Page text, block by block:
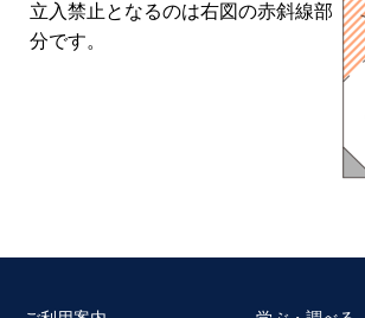
立入禁止となるのは右図の赤斜線部
分です。